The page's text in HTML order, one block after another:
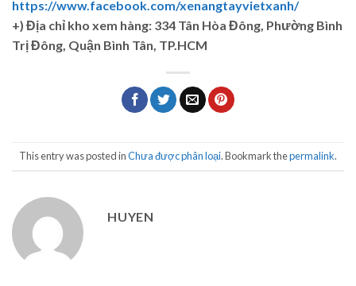
https://www.facebook.com/xenangtayvietxanh/
+) Địa chỉ kho xem hàng: 334 Tân Hòa Đông, Phường Bình
Trị Đông, Quận Bình Tân, TP.HCM
This entry was posted inChưa được phân loại. Bookmark thepermalink.
HUYEN